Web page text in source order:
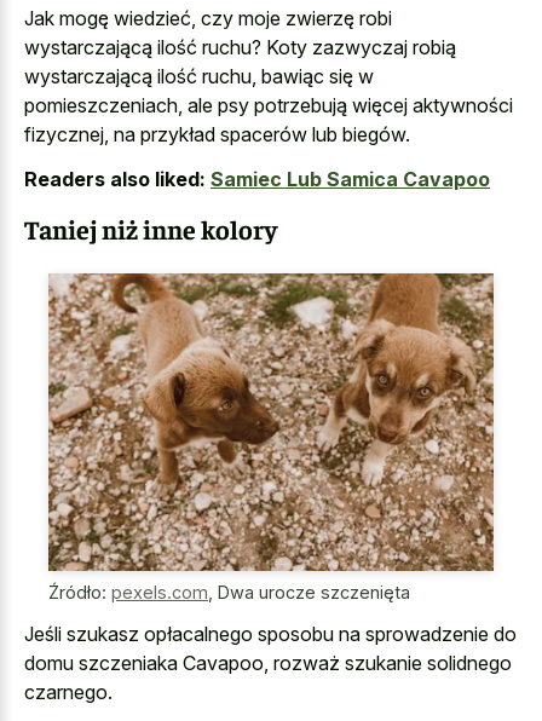
Jak mogę wiedzieć, czy moje zwierzę robi
wystarczającą ilość ruchu? Koty zazwyczaj robią
wystarczającą ilość ruchu, bawiąc się w
pomieszczeniach, ale psy potrzebują więcej aktywności
fizycznej, na przykład spacerów lub biegów.
Readers also liked: Samiec Lub Samica Cavapoo
Taniej niż inne kolory
Źródło: pexels.com Dwa urocze szczenięta
Jeśli szukasz opłacalnego sposobu na sprowadzenie do
domu szczeniaka Cavapoo, rozważ szukanie solidnego
czarnego.